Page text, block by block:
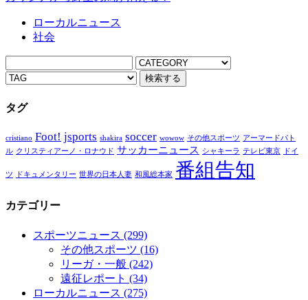
ローカルニュース
社会
タグ
cristiano Foot! jsports shakira soccer wowow その他スポーツ アーマードバト
ル クリスティアーノ・ロナウド サッカーニュース シャキーラ テレビ東京 ドイ
ツ ドキュメンタリー 世界の日本人妻 和風総本家 番組告知
カテゴリー
スポーツニュース (299)
その他スポーツ (16)
リーガ・一般 (242)
遠征レポート (34)
ローカルニュース (275)